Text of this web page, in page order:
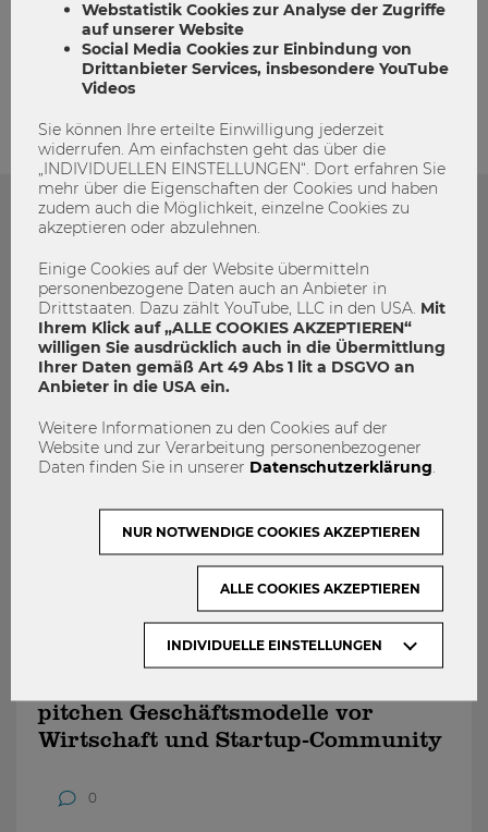
admin
Das könnte dich auch Interessieren
pitchen Geschäftsmodelle vor
Wirtschaft und Startup-Community
0
Webstatistik Cookies zur Analyse der Zugriffe
auf unserer Website
Social Media Cookies zur Einbindung von
Drittanbieter Services, insbesondere YouTube
Videos
Sie können Ihre erteilte Einwilligung jederzeit
widerrufen. Am einfachsten geht das über die
„INDIVIDUELLEN EINSTELLUNGEN“. Dort erfahren Sie
mehr über die Eigenschaften der Cookies und haben
zudem auch die Möglichkeit, einzelne Cookies zu
akzeptieren oder abzulehnen.
Einige Cookies auf der Website übermitteln
personenbezogene Daten auch an Anbieter in
Drittstaaten. Dazu zählt YouTube, LLC in den USA. Mit
Ihrem Klick auf „ALLE COOKIES AKZEPTIEREN“
willigen Sie ausdrücklich auch in die Übermittlung
Ihrer Daten gemäß Art 49 Abs 1 lit a DSGVO an
Anbieter in die USA ein.
Weitere Informationen zu den Cookies auf der
Website und zur Verarbeitung personenbezogener
Daten finden Sie in unserer Datenschutzerklärung
INDIVIDUELLE EINSTELLUNGEN
NUR NOTWENDIGE COOKIES AKZEPTIEREN
ALLE COOKIES AKZEPTIEREN